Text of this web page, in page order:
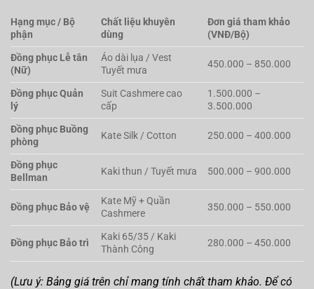
Hạng mục / Bộ
phận
Chất liệu khuyên
dùng
Đơn giá tham khảo
(VNĐ/Bộ)
Đồng phục Lễ tân
(Nữ)
Áo dài lụa / Vest
Tuyết mưa
450.000 – 850.000
Đồng phục Quản
lý
Suit Cashmere cao
cấp
1.500.000 –
3.500.000
Đồng phục Buồng
phòng
Kate Silk / Cotton 250.000 – 400.000
Đồng phục
Bellman
Kaki thun / Tuyết mưa 500.000 – 900.000
Đồng phục Bảo vệ
Kate Mỹ + Quần
Cashmere
350.000 – 550.000
Đồng phục Bảo trì
Kaki 65/35 / Kaki
Thành Công
280.000 – 450.000
(Lưu ý: Bảng giá trên chỉ mang tính chất tham khảo. Để có